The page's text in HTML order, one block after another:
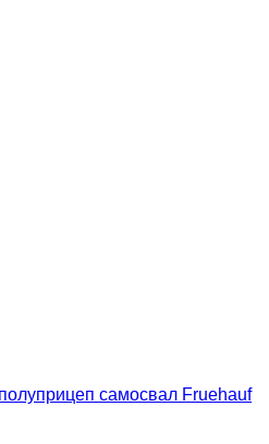
полуприцеп самосвал Fruehauf